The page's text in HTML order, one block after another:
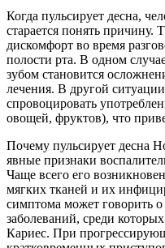
Когда пульсирует десна,
старается понять причину.
дискомфорт во время
полости рта. В одном
зубом становится
лечения. В другой
спровоцировать
овощей, фруктов), что
Почему пульсирует десна
явные признаки
Чаще всего его
мягких тканей и их
симптома может говорить о
заболеваний, среди
Кариес. При